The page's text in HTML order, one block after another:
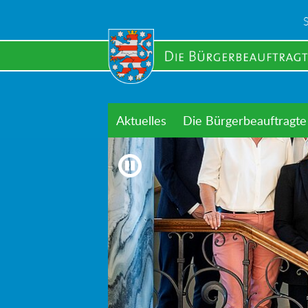
main
Aktuelles Die Bürgerbeauftragte